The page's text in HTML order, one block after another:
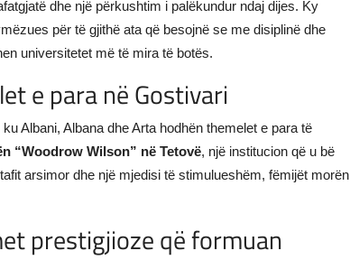
dhe një përkushtim i palëkundur ndaj dijes. Ky
për të gjithë ata që besojnë se me disiplinë dhe
universitetet më të mira të botës.
e para në Gostivari
ku Albani, Albana dhe Arta hodhën themelet e para të
“Woodrow Wilson” në Tetovë, një institucion që u bë
arsimor dhe një mjedisi të stimulueshëm, fëmijët morën
prestigjioze që formuan